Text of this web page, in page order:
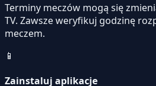
Terminy meczów mogą się
TV. Zawsze weryfikuj godzinę
meczem.
📱
Zainstaluj aplikacje